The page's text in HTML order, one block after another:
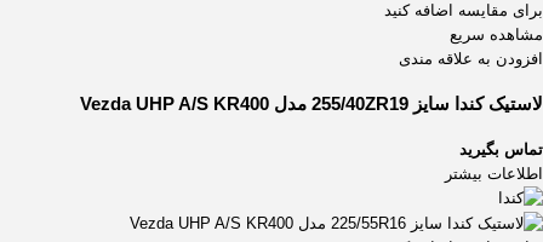
برای مقایسه اضافه کنید
مشاهده سریع
افزودن به علاقه مندی
لاستیک کندا سایز 255/40ZR19 مدل Vezda UHP A/S KR400
تماس بگیرید
اطلاعات بیشتر